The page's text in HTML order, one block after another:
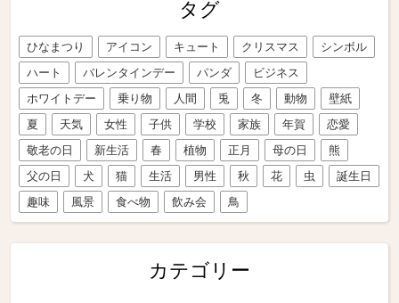
タグ
ひなまつり アイコン キュート クリスマス
シンボル
ハート
バレンタインデー パンダ
ビジネス
ホワイトデー
乗り物 人間 兎 冬 動物
壁紙
夏
天気 女性 子供 学校 家族 年賀
恋愛
敬老の日
新生活 春 植物 正月 母の日
熊
父の日
犬 猫 生活 男性 秋 花 虫
誕生日
趣味
風景 食べ物 飲み会 鳥
カテゴリー